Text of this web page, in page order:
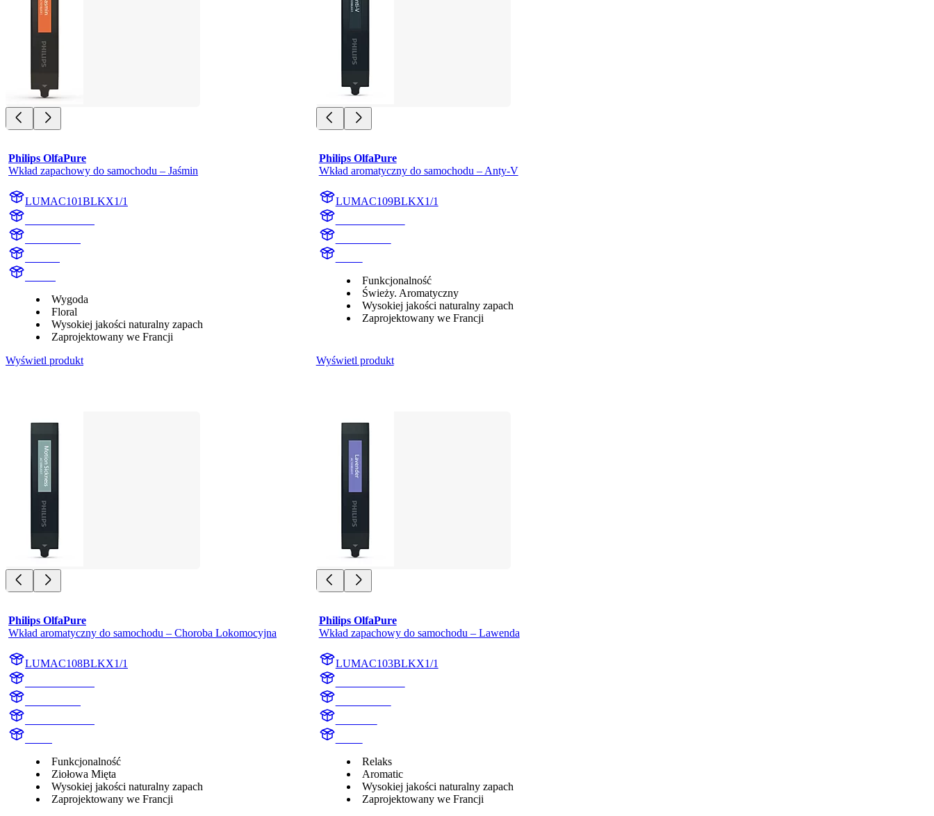
Philips OlfaPure
Wkład zapachowy do samochodu – Jaśmin
LUMAC101BLKX1/1
Wygoda
Floral
Wysokiej jakości naturalny zapach
Zaprojektowany we Francji
Wyświetl produkt
Philips OlfaPure
Wkład aromatyczny do samochodu – Anty-V
LUMAC109BLKX1/1
Funkcjonalność
Świeży. Aromatyczny
Wysokiej jakości naturalny zapach
Zaprojektowany we Francji
Wyświetl produkt
Philips OlfaPure
Wkład aromatyczny do samochodu – Choroba Lokomocyjna
LUMAC108BLKX1/1
Funkcjonalność
Ziołowa Mięta
Wysokiej jakości naturalny zapach
Zaprojektowany we Francji
Philips OlfaPure
Wkład zapachowy do samochodu – Lawenda
LUMAC103BLKX1/1
Relaks
Aromatic
Wysokiej jakości naturalny zapach
Zaprojektowany we Francji